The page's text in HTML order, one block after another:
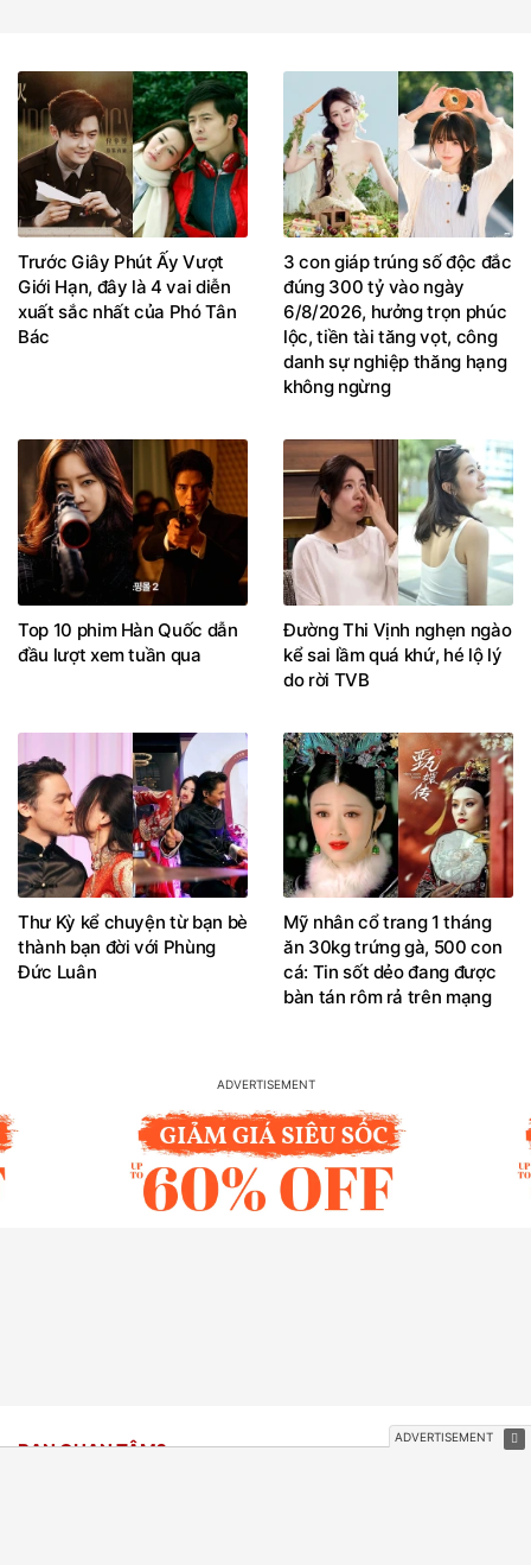
Trước Giây Phút Ấy Vượt
Giới Hạn, đây là 4 vai diễn
xuất sắc nhất của Phó Tân
Bác
3 con giáp trúng số độc đắc
đúng 300 tỷ vào ngày
6/8/2026, hưởng trọn phúc
lộc, tiền tài tăng vọt, công
danh sự nghiệp thăng hạng
không ngừng
Top 10 phim Hàn Quốc dẫn
đầu lượt xem tuần qua
Đường Thi Vịnh nghẹn ngào
kể sai lầm quá khứ, hé lộ lý
do rời TVB
Thư Kỳ kể chuyện từ bạn bè
thành bạn đời với Phùng
Đức Luân
Mỹ nhân cổ trang 1 tháng
ăn 30kg trứng gà, 500 con
cá: Tin sốt dẻo đang được
bàn tán rôm rả trên mạng
BẠN QUAN TÂM?